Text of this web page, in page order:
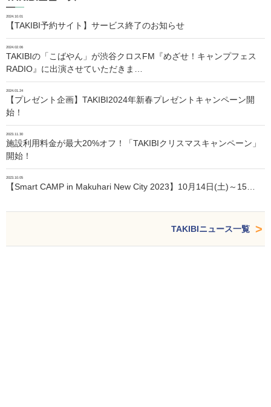
2024.10.01
【TAKIBI予約サイト】サービス終了のお知らせ
2024.02.06
TAKIBIの「こばやん」が渋谷クロスFM『めざせ！キャンプフェス
RADIO』に出演させていただきま…
2024.01.24
【プレゼント企画】TAKIBI2024年新春プレゼントキャンペーン開
始！
2023.11.30
施設利用料金が最大20%オフ！「TAKIBIクリスマスキャンペーン」
開始！
2023.10.05
【Smart CAMP in Makuhari New City 2023】10月14日(土)～15…
TAKIBIニュース一覧